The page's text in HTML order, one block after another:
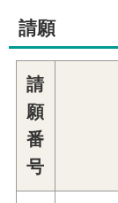
請願
請
願
番
号